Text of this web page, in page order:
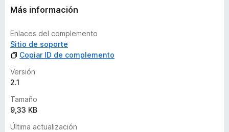
v
l
o
r
a
c
i
n
e
s
Más información
Enlaces del complemento
Sitio de soporte
Copiar ID de complemento
Versión
2.1
Tamaño
9,33 KB
Última actualización